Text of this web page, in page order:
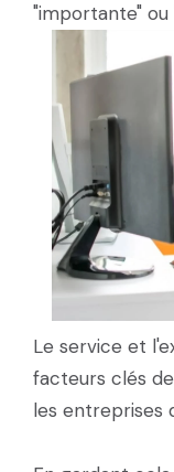
"importante"
Le service et
facteurs clés
les entreprises